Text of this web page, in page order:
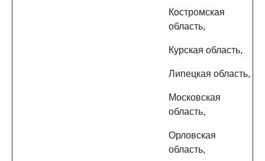
Костромская
область,
Курская область,
Липецкая область,
Московская
область,
Орловская
область,